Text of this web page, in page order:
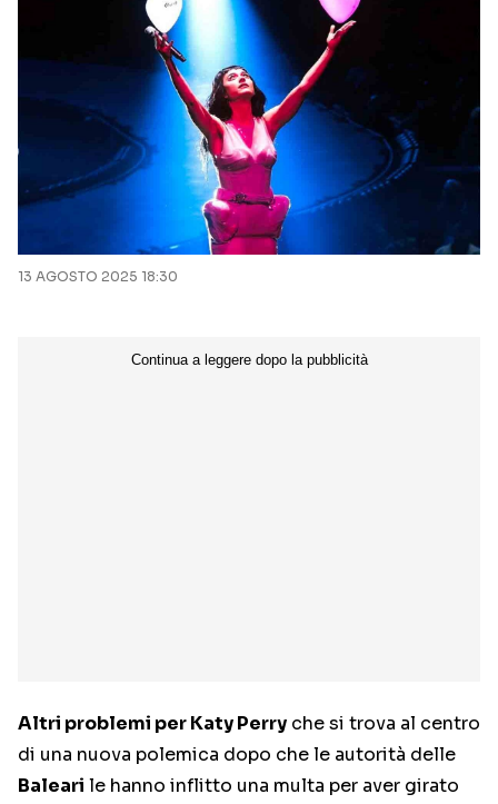
13 AGOSTO 2025 18:30
Altri problemi per Katy Perry che si trova al centro
di una nuova polemica dopo che le autorità delle
Baleari le hanno inflitto una multa per aver girato